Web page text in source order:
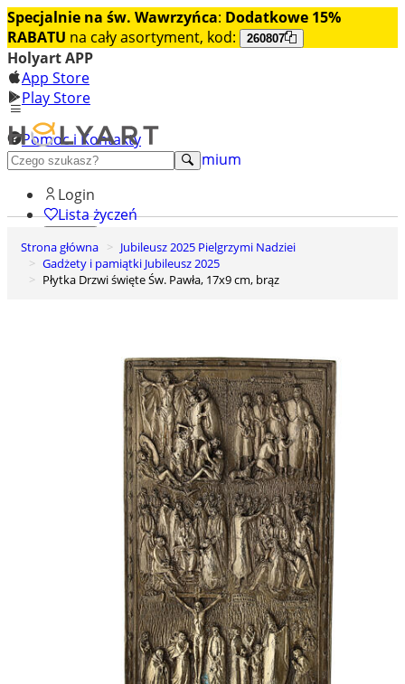
Specjalnie na św. Wawrzyńca: Dodatkowe 15%
RABATU na cały asortyment, kod: 260807
Holyart APP
App Store
Play Store
Pomoc i Kontakty
+48 222 922 860
Odkryj premium
Login
Lista życzeń
0
Koszyk
Strona główna
Jubileusz 2025 Pielgrzymi Nadziei
Gadżety i pamiątki Jubileusz 2025
Płytka Drzwi święte Św. Pawła, 17x9 cm, brąz